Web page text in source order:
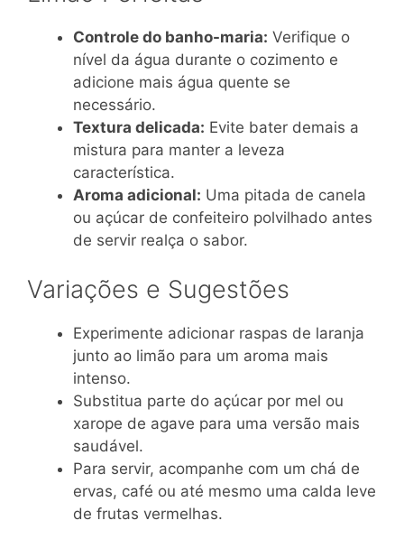
Controle do banho-maria: Verifique o
nível da água durante o cozimento e
adicione mais água quente se
necessário.
Textura delicada: Evite bater demais a
mistura para manter a leveza
característica.
Aroma adicional: Uma pitada de canela
ou açúcar de confeiteiro polvilhado antes
de servir realça o sabor.
Variações e Sugestões
Experimente adicionar raspas de laranja
junto ao limão para um aroma mais
intenso.
Substitua parte do açúcar por mel ou
xarope de agave para uma versão mais
saudável.
Para servir, acompanhe com um chá de
ervas, café ou até mesmo uma calda leve
de frutas vermelhas.